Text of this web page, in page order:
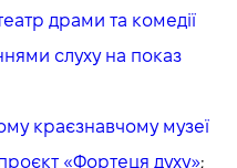
драми та комедії
слуху на показ
краєзнавчому музеї
«Фортеця духу»;